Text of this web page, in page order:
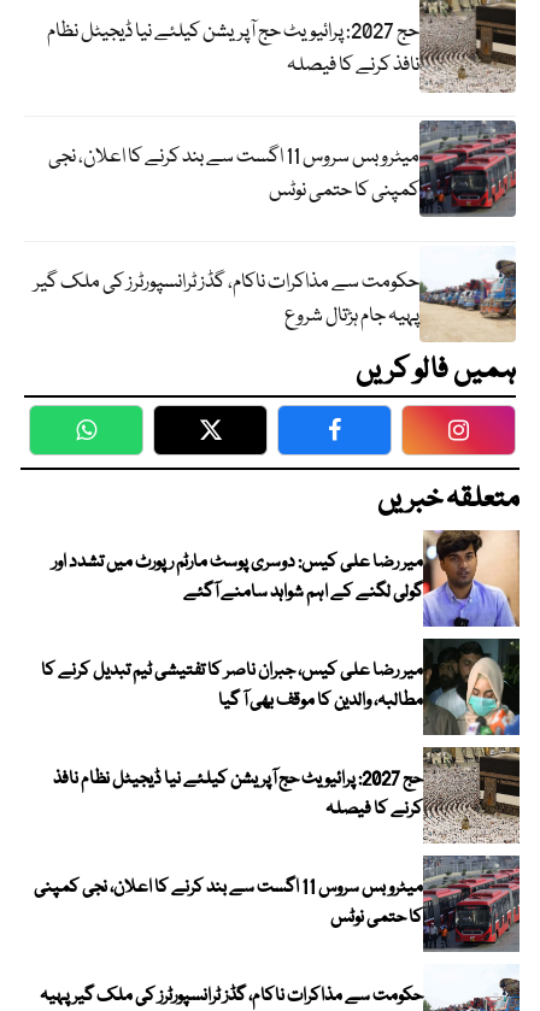
حج 2027: پرائیویٹ حج آپریشن کیلئے نیا ڈیجیٹل نظام
نافذ کرنے کا فیصلہ
میٹرو بس سروس 11 اگست سے بند کرنے کا اعلان، نجی
کمپنی کا حتمی نوٹس
حکومت سے مذاکرات ناکام، گڈز ٹرانسپورٹرز کی ملک گیر
پہیہ جام ہڑتال شروع
ہمیں فالو کریں
WhatsApp Twitter Facebook
متعلقہ خبریں
میر رضا علی کیس: دوسری پوسٹ مارٹم رپورٹ میں تشدد اور
گولی لگنے کے اہم شواہد سامنے آگئے
میر رضا علی کیس، جبران ناصر کا تفتیشی ٹیم تبدیل کرنے کا
مطالبہ، والدین کا موقف بھی آ گیا
حج 2027: پرائیویٹ حج آپریشن کیلئے نیا ڈیجیٹل نظام نافذ
کرنے کا فیصلہ
میٹرو بس سروس 11 اگست سے بند کرنے کا اعلان، نجی کمپنی
کا حتمی نوٹس
حکومت سے مذاکرات ناکام، گڈز ٹرانسپورٹرز کی ملک گیر پہیہ